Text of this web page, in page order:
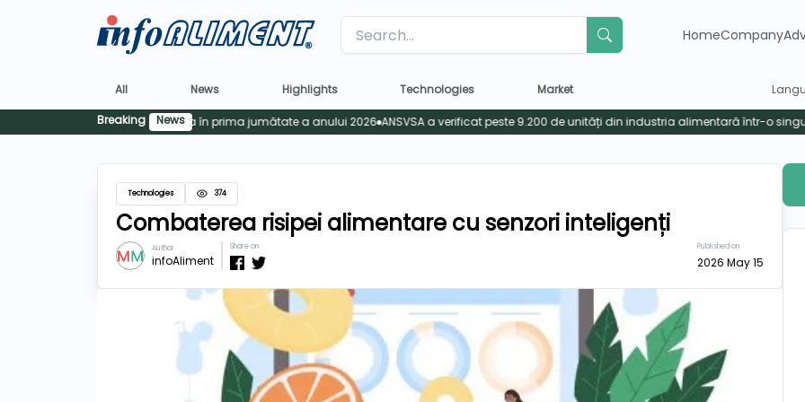
Label HomeCompany
All News Highlights Technologies Market
Breaking
News
Technologies 374
Combaterea risipei alimentare cu senzori inteligenți
Author
infoAliment
Share on Published on
2026 May 15